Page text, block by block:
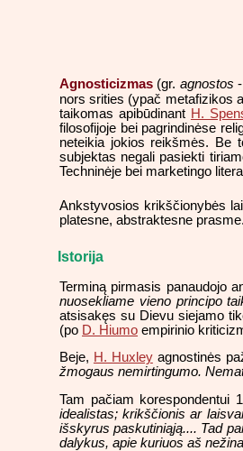
Agnosticizmas (gr. agnostos
nors srities (ypač metafizikos
taikomas apibūdinant H.
filosofijoje bei pagrindinėse
neteikia jokios reikšmės. Be
subjektas negali pasiekti
Techninėje bei marketingo
Ankstyvosios krikščionybės
platesne, abstraktesne prasme.
Istorija
Terminą pirmasis panaudojo
nuosekliame vieno principo
atsisakęs su Dievu siejamo
(po D. Hiumo empirinio
Beje, H. Huxleyagnostinės
žmogaus nemirtingumo.
Tam pačiam korespondentui
idealistas; krikščionis ar
išskyrus paskutiniąją.... Tad
dalykus, apie kuriuos aš